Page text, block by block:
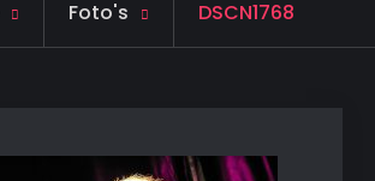
Foto's DSCN1768